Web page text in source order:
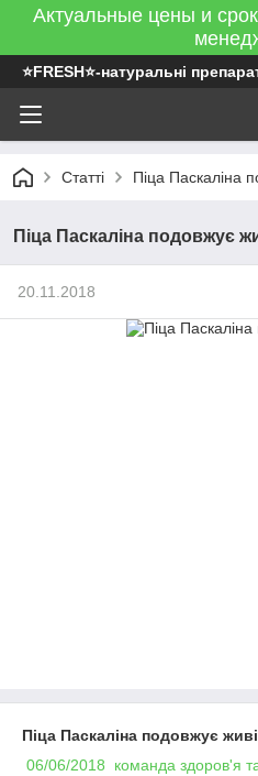
Актуальные цены и
⭐FRESH⭐-натуральні
Статті Піца Паскаліна
Піца Паскаліна подовжує
20.11.2018
Піца Паскаліна подовжує
06/06/2018
команда здоров'я